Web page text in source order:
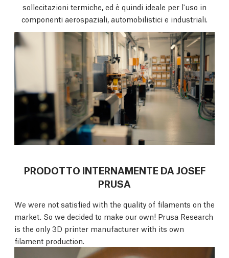
sollecitazioni termiche, ed è quindi ideale per l'uso in
componenti aerospaziali, automobilistici e industriali.
PRODOTTO INTERNAMENTE DA JOSEF
PRUSA
We were not satisfied with the quality of filaments on the
market. So we decided to make our own! Prusa Research
is the only 3D printer manufacturer with its own
filament production.